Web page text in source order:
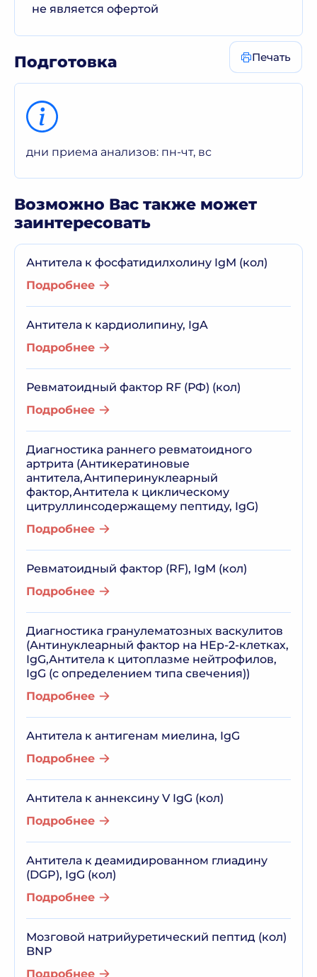
не является офертой
Подготовка Печать
дни приема анализов: пн-чт, вс
Возможно Вас также может
заинтересовать
Антитела к фосфатидилхолину IgM (кол)
Подробнее
Антитела к кардиолипину, IgA
Подробнее
Ревматоидный фактор RF (РФ) (кол)
Подробнее
Диагностика раннего ревматоидного
артрита (Антикератиновые
антитела,Антиперинуклеарный
фактор,Антитела к циклическому
цитруллинсодержащему пептиду, IgG)
Подробнее
Ревматоидный фактор (RF), IgM (кол)
Подробнее
Диагностика гранулематозных васкулитов
(Антинуклеарный фактор на HEp-2-клетках,
IgG,Антитела к цитоплазме нейтрофилов,
IgG (с определением типа свечения))
Подробнее
Антитела к антигенам миелина, IgG
Подробнее
Антитела к аннексину V IgG (кол)
Подробнее
Антитела к деамидированном глиадину
(DGP), IgG (кол)
Подробнее
Мозговой натрийуретический пептид (кол)
BNP
Подробнее